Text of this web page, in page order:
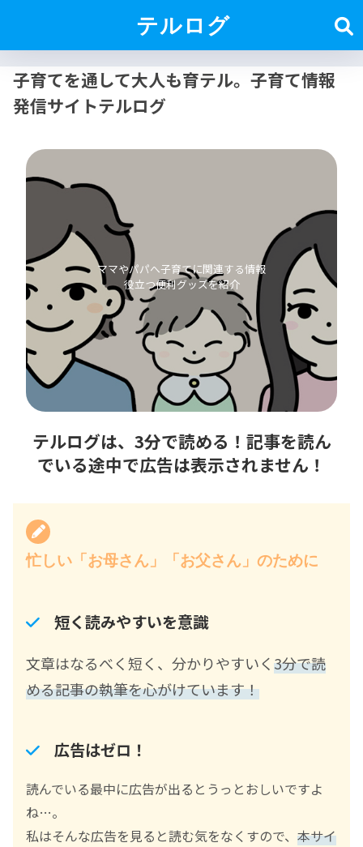
テルログ
子育てを通して大人も育テル。子育て情報
発信サイトテルログ
ママやパパへ子育てに関連する情報
役立つ便利グッズを紹介
テルログは、3分で読める！記事を読ん
でいる途中で広告は表示されません！
忙しい「お母さん」「お父さん」のために
短く読みやすいを意識
文章はなるべく短く、分かりやすいく3分で読
める記事の執筆を心がけています！
広告はゼロ！
読んでいる最中に広告が出るとうっとおしいですよ
ね…。
私はそんな広告を見ると読む気をなくすので、 本サイ